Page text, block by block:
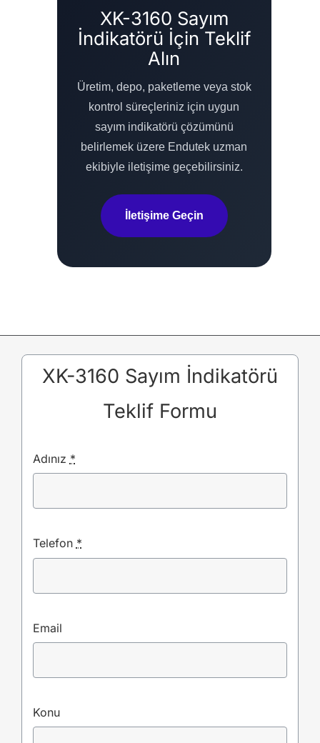
XK-3160 Sayım
İndikatörü İçin Teklif
Alın
Üretim, depo, paketleme veya stok
kontrol süreçleriniz için uygun
sayım indikatörü çözümünü
belirlemek üzere Endutek uzman
ekibiyle iletişime geçebilirsiniz.
İletişime Geçin
XK-3160 Sayım İndikatörü
Teklif Formu
Adınız *
Telefon *
Email
Konu